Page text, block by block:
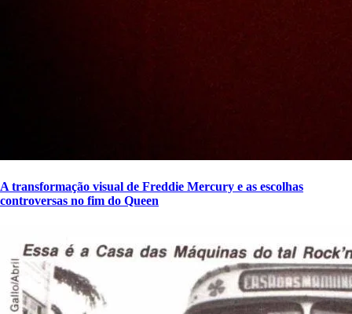
A transformação visual de Freddie Mercury e as escolhas
controversas no fim do Queen